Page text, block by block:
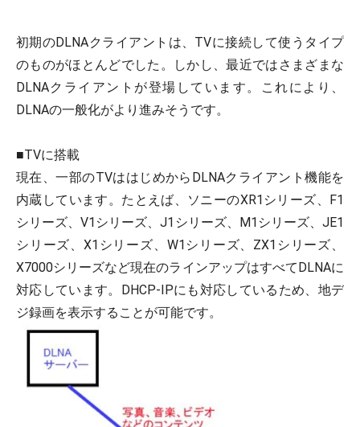
初期のDLNAクライアントは、TVに接続して使うタイプ
のものがほとんどでした。しかし、最近ではさまざまな
DLNAクライアントが登場しています。これにより、
DLNAの一般化がより進みそうです。
■TVに搭載
現在、一部のTVははじめからDLNAクライアント機能を
内蔵しています。たとえば、ソニーのXR1シリーズ、F1
シリーズ、V1シリーズ、J1シリーズ、M1シリーズ、JE1
シリーズ、X1シリーズ、W1シリーズ、ZX1シリーズ、
X7000シリーズなど現在のラインアップはすべてDLNAに
対応しています。DHCP-IPにも対応しているため、地デ
ジ録画を表示することが可能です。